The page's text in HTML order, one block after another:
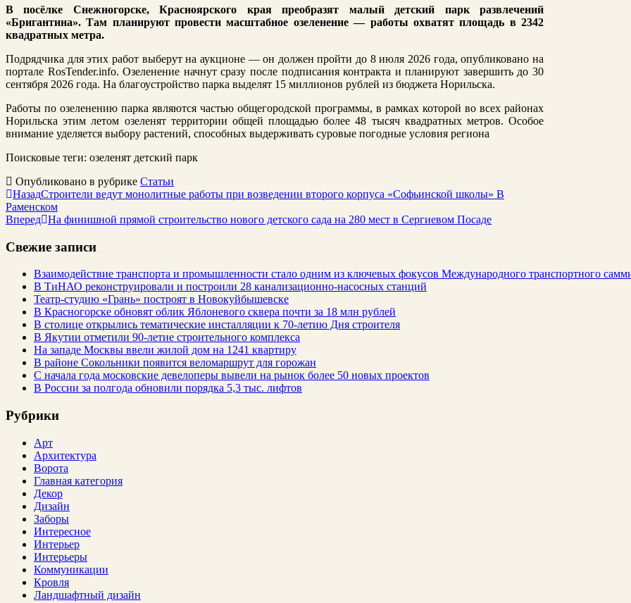
В посёлке Снежногорске, Красноярского края преобразят малый детский парк развлечений
«Бригантина». Там планируют провести масштабное озеленение — работы охватят площадь в 2342
квадратных метра.
Подрядчика для этих работ выберут на аукционе — он должен пройти до 8 июля 2026 года, опубликовано на
портале RosTender.info. Озеленение начнут сразу после подписания контракта и планируют завершить до 30
сентября 2026 года. На благоустройство парка выделят 15 миллионов рублей из бюджета Норильска.
Работы по озеленению парка являются частью общегородской программы, в рамках которой во всех районах
Норильска этим летом озеленят территории общей площадью более 48 тысяч квадратных метров. Особое
внимание уделяется выбору растений, способных выдерживать суровые погодные условия региона
Поисковые теги: озеленят детский парк
Опубликовано в рубрике Статьи
НазадCтроители ведут монолитные работы при возведении второго корпуса «Софьинской школы» В
Раменском
Вперед На финишной прямой строительство нового детского сада на 280 мест в Сергиевом Посаде
Свежие записи
Взаимодействие транспорта и промышленности стало одним из ключевых фокусов Международного транспортного
В ТиНАО реконструировали и построили 28 канализационно-насосных станций
Театр-студию «Грань» построят в Новокуйбышевске
В Красногорске обновят облик Яблоневого сквера почти за 18 млн рублей
В столице открылись тематические инсталляции к 70-летию Дня строителя
В Якутии отметили 90-летие строительного комплекса
На западе Москвы ввели жилой дом на 1241 квартиру
В районе Сокольники появится веломаршрут для горожан
С начала года московские девелоперы вывели на рынок более 50 новых проектов
В России за полгода обновили порядка 5,3 тыс. лифтов
Рубрики
Арт
Архитектура
Ворота
Главная категория
Декор
Дизайн
Заборы
Интересное
Интерьер
Интерьеры
Коммуникации
Кровля
Ландшафтный дизайн